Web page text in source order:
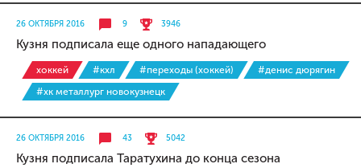
26 ОКТЯБРЯ 2016 9 3946
Кузня подписала еще одного нападающего
хоккей #кхл #переходы (хоккей)
#денис дюрягин
#хк металлург новокузнецк
26 ОКТЯБРЯ 2016 43 5042
Кузня подписала Таратухина до конца сезона